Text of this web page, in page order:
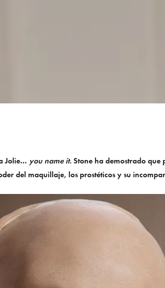
Jolie… you name it.Stone ha demostrado que
del maquillaje, los prostéticos y su